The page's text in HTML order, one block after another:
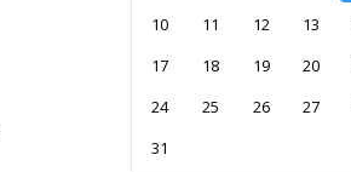
10
11 12 13
17
18 19 20
24
25 26 27
31